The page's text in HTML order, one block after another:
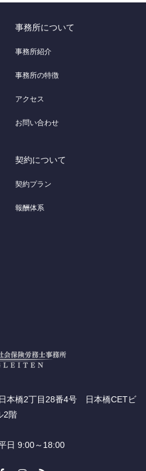
事務所について
事務所紹介
事務所の特徴
アクセス
お問い合わせ
契約について
契約プラン
報酬体系
本橋2丁目28番4号 日本橋CETビ
2階
日 9:00～18:00